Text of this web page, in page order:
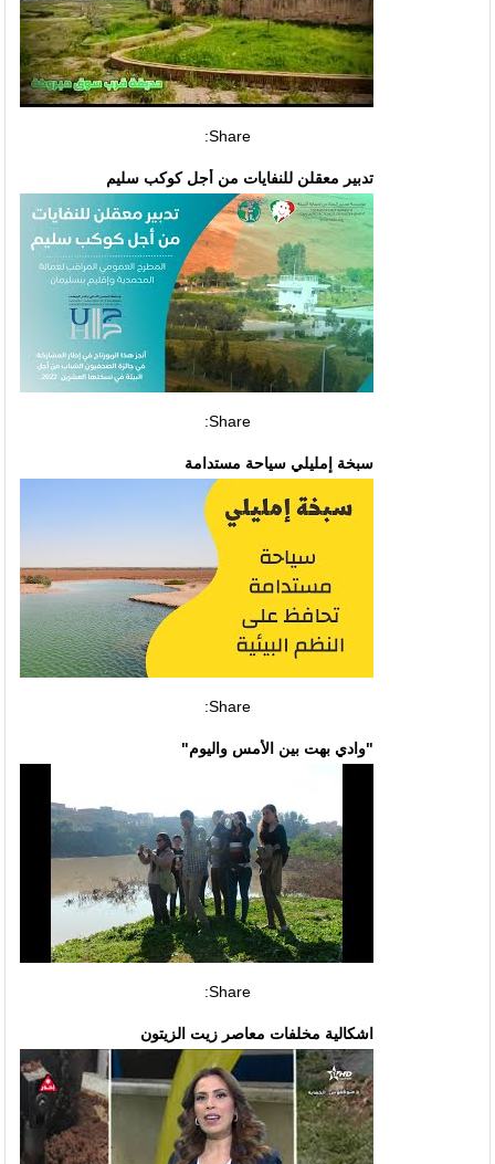
Share:
تدبير معقلن للنفايات من أجل كوكب سليم
Share:
سبخة إمليلي سياحة مستدامة
Share:
"وادي بهت بين الأمس واليوم"
Share:
اشكالية مخلفات معاصر زيت الزيتون